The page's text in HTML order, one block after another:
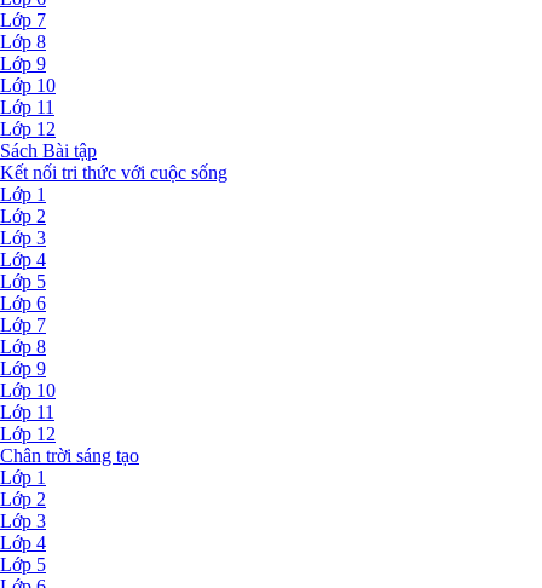
Lớp 7
Lớp 8
Lớp 9
Lớp 10
Lớp 11
Lớp 12
Sách Bài tập
Kết nối tri thức với cuộc sống
Lớp 1
Lớp 2
Lớp 3
Lớp 4
Lớp 5
Lớp 6
Lớp 7
Lớp 8
Lớp 9
Lớp 10
Lớp 11
Lớp 12
Chân trời sáng tạo
Lớp 1
Lớp 2
Lớp 3
Lớp 4
Lớp 5